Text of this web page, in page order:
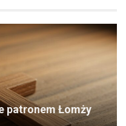
patronem Łomży